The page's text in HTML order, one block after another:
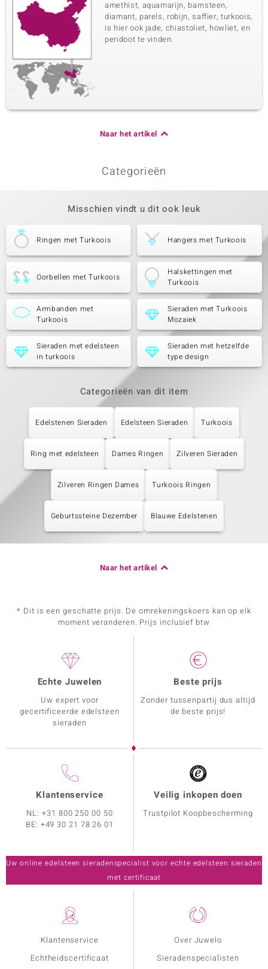
amethist, aquamarijn, barnsteen,
diamant, parels, robijn, saffier, turkoois,
is hier ook jade, chiastoliet, howliet, en
peridoot te vinden.
Naar het artikel
Categorieën
Misschien vindt u dit ook leuk
Ringen met Turkoois Hangers met Turkoois
Oorbellen met Turkoois
Halskettingen met
Turkoois
Armbanden met
Turkoois
Sieraden met Turkoois
Mozaiek
Sieraden met edelsteen
in turkoois
Sieraden met hetzelfde
type design
Categorieën van dit item
Edelstenen Sieraden Edelsteen Sieraden Turkoois
Ring met edelsteen Dames Ringen Zilveren Sieraden
Zilveren Ringen Dames Turkoois Ringen
Geburtssteine Dezember Blauwe Edelstenen
Naar het artikel
* Dit is een geschatte prijs. De omrekeningskoers kan op elk
moment veranderen. Prijs inclusief btw
Klantenservice
Echtheidscertificaat
Over Juwelo
Sieradenspecialisten
Echte Juwelen
Uw expert voor
gecertificeerde edelsteen
sieraden
Beste prijs
Zonder tussenpartij dus altijd
de beste prijs!
Klantenservice
NL:+31 800 250 00 50
BE: +49 30 21 78 26 01
Veilig inkopen doen
Trustpilot Koopbescherming
Uw online edelsteen sieradenspecialist voor echte edelsteen sieraden
met certificaat